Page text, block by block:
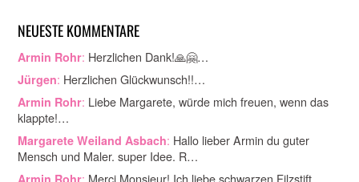
NEUESTE KOMMENTARE
Armin Rohr: Herzlichen Dank!🙏🤗…
Jürgen: Herzlichen Glückwunsch!!…
Armin Rohr: Liebe Margarete, würde mich freuen, wenn das
klappte!…
Margarete Weiland Asbach: Hallo lieber Armin du guter
Mensch und Maler. super Idee. R…
Armin Rohr: Merci Monsieur! Ich liebe schwarzen Filzstift.…